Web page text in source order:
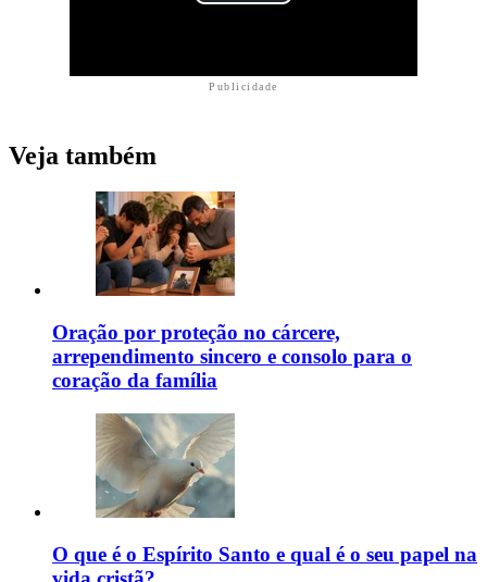
Publicidade
Veja também
Oração por proteção no cárcere,
arrependimento sincero e consolo para o
coração da família
O que é o Espírito Santo e qual é o seu papel na